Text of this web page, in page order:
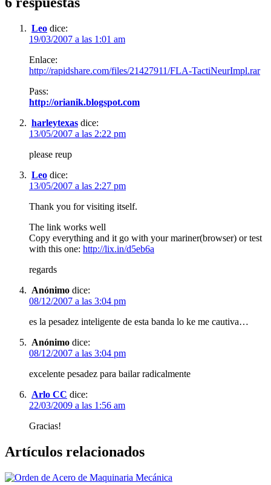
Leo dice:
19/03/2007 a las 1:01 am
Enlace:
http://rapidshare.com/files/21427911/FLA-TactiNeurImpl.rar
Pass:
http://orianik.blogspot.com
harleytexas dice:
13/05/2007 a las 2:22 pm
please reup
Leo dice:
13/05/2007 a las 2:27 pm
Thank you for visiting itself.
The link works well
Copy everything and it go with your mariner(browser) or test
with this one: http://lix.in/d5eb6a
regards
Anónimo dice:
08/12/2007 a las 3:04 pm
es la pesadez inteligente de esta banda lo ke me cautiva…
Anónimo dice:
08/12/2007 a las 3:04 pm
excelente pesadez para bailar radicalmente
Arlo CC dice:
22/03/2009 a las 1:56 am
Gracias!
Artículos relacionados